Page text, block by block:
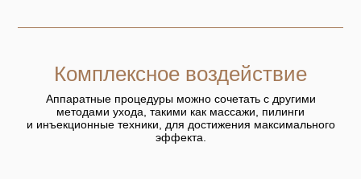
Комплексное воздействие
Аппаратные процедуры можно сочетать с другими
методами ухода, такими как массажи, пилинги
и инъекционные техники, для достижения максимального
эффекта.